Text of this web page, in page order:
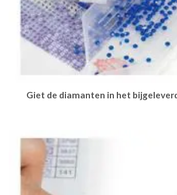
Giet de diamanten in het